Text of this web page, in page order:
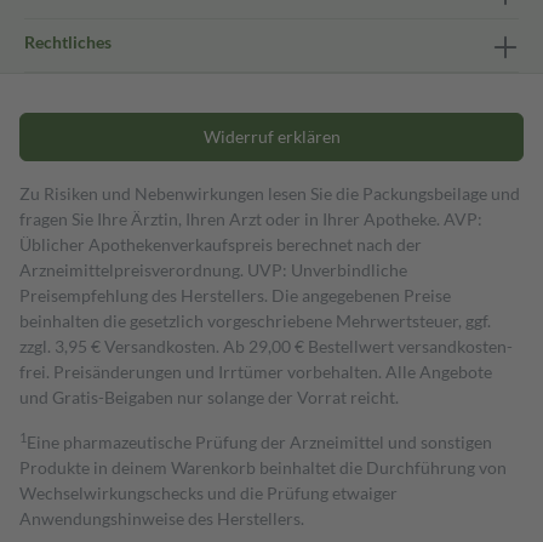
Rechtliches
Widerruf erklären
Zu Risiken und Nebenwirkungen lesen Sie die Packungsbeilage und
fragen Sie Ihre Ärztin, Ihren Arzt oder in Ihrer Apotheke. AVP:
Üblicher Apothekenverkaufspreis berechnet nach der
Arzneimittelpreisverordnung. UVP: Unverbindliche
Preisempfehlung des Herstellers. Die angegebenen Preise
beinhalten die gesetzlich vorgeschriebene Mehrwertsteuer, ggf.
zzgl. 3,95 € Versandkosten. Ab 29,00 € Bestell­wert versand­kosten­
frei. Preisänderungen und Irrtümer vorbehalten. Alle Angebote
und Gratis-Beigaben nur solange der Vorrat reicht.
1 Eine pharmazeutische Prüfung der Arzneimittel und sonstigen
Produkte in deinem Warenkorb beinhaltet die Durchführung von
Wechselwirkungschecks und die Prüfung etwaiger
Anwendungshinweise des Herstellers.